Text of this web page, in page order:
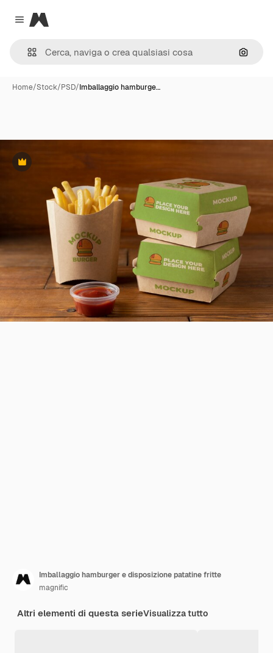
Close menu
Magnific
Cerca
Home/Stock/PSD/Imballaggio hamburge…
Premium
Imballaggio hamburger e disposizione patatine fritte
magnific
Altri elementi di questa serieVisualizza tutto